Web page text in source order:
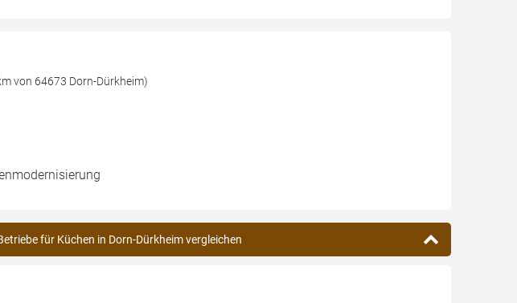
von 64673 Dorn-Dürkheim)
für Küchen in Dorn-Dürkheim vergleichen